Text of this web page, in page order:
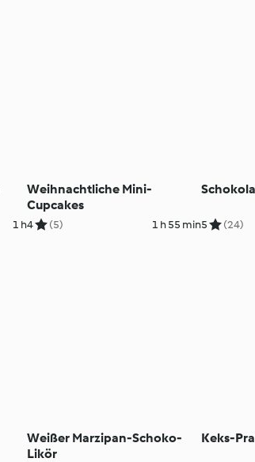
1 h
Weihnachtliche Mini-
Cupcakes
4 (5) 1 h 55 min5 (24)
Weißer Marzipan-Schoko-
Likör
Keks-